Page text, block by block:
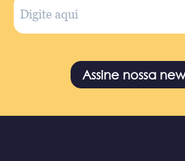
Assine nossa